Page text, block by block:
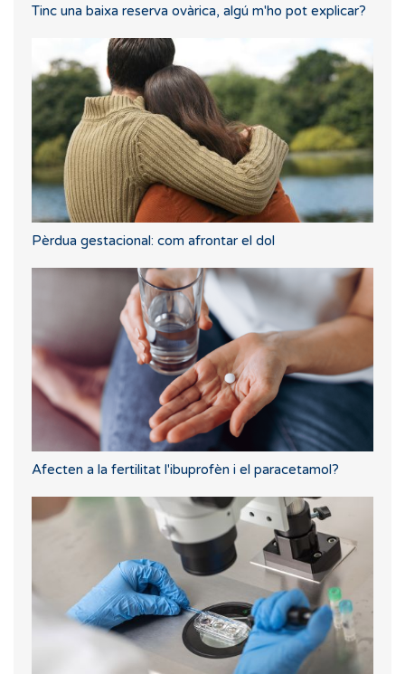
Tinc una baixa reserva ovàrica, algú m'ho pot explicar?
Pèrdua gestacional: com afrontar el dol
Afecten a la fertilitat l'ibuprofèn i el paracetamol?